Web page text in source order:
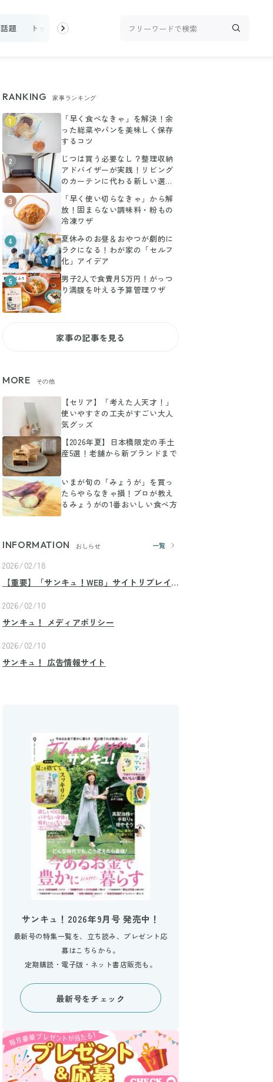
話題 トップ ランキング お金 家事テク 収納・片付
RANKING 家事ランキング
1
「早く食べなきゃ」を解決！余
った総菜やパンを美味しく保存
するコツ
2
じつは買う必要なし？整理収納
アドバイザーが実践！リビング
のカーテンに代わる新しい選択
3
「早く使い切らなきゃ」から解
放！固まらない調味料・粉もの
冷凍ワザ
4
夏休みのお昼＆おやつが劇的に
ラクになる！わが家の「セルフ
化」アイデア
5
男子2人で食費月5万円！がっつ
り満腹を叶える予算管理ワザ
家事の記事を見る
MORE その他
【セリア】「考えた人天才！」
使いやすさの工夫がすごい大人
気グッズ
【2026年夏】日本橋限定の手土
産5選！老舗から新ブランドまで
いまが旬の「みょうが」を買っ
たらやらなきゃ損！プロが教え
るみょうがの1番おいしい食べ方
INFORMATION おしらせ 一覧
2026/02/18
【重要】「サンキュ！WEB」サイトリプレイ
2026/02/10
サンキュ！ メディアポリシー
2026/02/10
サンキュ！ 広告情報サイト
サンキュ！2026年9月号 発売中！
最新号の特集一覧を、立ち読み、プレゼント応
募はこちらから。
定期購読・電子版・ネット書店販売も。
最新号をチェック